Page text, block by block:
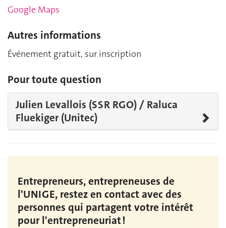
Google Maps
Autres informations
Événement gratuit, sur inscription
Pour toute question
Julien Levallois (SSR RGO) / Raluca
Fluekiger (Unitec)
Entrepreneurs, entrepreneuses de
l'UNIGE, restez en contact avec des
personnes qui partagent votre intérêt
pour l'entrepreneuriat !